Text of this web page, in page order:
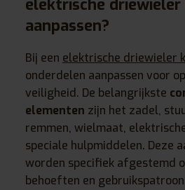
elektrische driewieler
aanpassen?
Bij een elektrische driewieler
onderdelen aanpassen voor
veiligheid. De belangrijkste
elementen zijn het zadel,
remmen, wielmaat,
speciale hulpmiddelen. Deze
worden specifiek afgestemd
behoeften en